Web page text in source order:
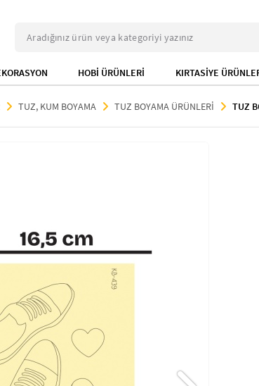
HOBİ ÜRÜNLERİ KIRTASİYE
TUZ, KUM BOYAMA TUZ BOYAMA ÜRÜNLERİ TUZ